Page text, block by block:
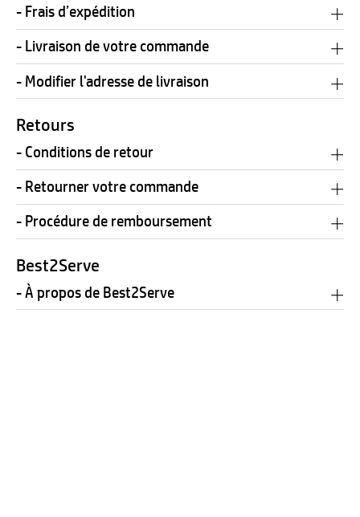
- Frais d’expédition
- Livraison de votre commande
- Modifier l'adresse de livraison
Retours
- Conditions de retour
- Retourner votre commande
- Procédure de remboursement
Best2Serve
- À propos de Best2Serve